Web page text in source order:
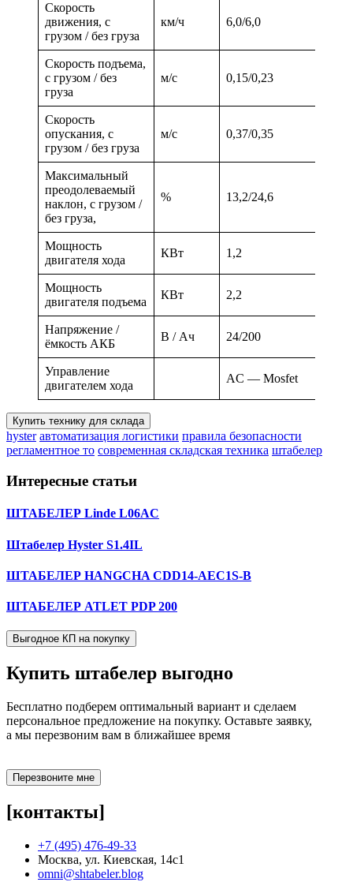
Скорость
движения, с
грузом / без груза
км/ч 6,0/6,0
Скорость подъема,
с грузом / без
груза
м/с 0,15/0,23
Скорость
опускания, с
грузом / без груза
м/с 0,37/0,35
Максимальный
преодолеваемый
наклон, с грузом /
без груза,
% 13,2/24,6
Мощность
двигателя хода
КВт 1,2
Мощность
двигателя подъема
КВт 2,2
Напряжение /
ёмкость АКБ
В / Ач 24/200
Управление
двигателем хода
AC — Mosfet
Купить технику для склада
hyster автоматизация логистики правила безопасности
регламентное то современная складская техника штабелер
Интересные статьи
ШТАБЕЛЕР Linde L06AC
Штабелер Hyster S1.4IL
ШТАБЕЛЕР HANGCHA CDD14-AEC1S-B
ШТАБЕЛЕР ATLET PDP 200
Выгодное КП на покупку
Купить штабелер выгодно
Бесплатно подберем оптимальный вариант и сделаем
персональное предложение на покупку. Оставьте заявку,
а мы перезвоним вам в ближайшее время
Перезвоните мне
[контакты]
+7 (495) 476-49-33
Москва, ул. Киевская, 14с1
omni@shtabeler.blog